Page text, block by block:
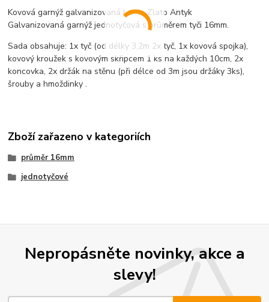
Kovová garnýž galvanizovaná Lento Zlato Antyk
Galvanizovaná garnýž jednotyčová s průměrem tyči 16mm.
Sada obsahuje: 1x tyč (od délky 3,2m 2x tyč, 1x kovová spojka),
kovový kroužek s kovovým skřipcem 1 ks na každých 10cm, 2x
koncovka, 2x držák na stěnu (při délce od 3m jsou držáky 3ks),
šrouby a hmoždinky .
Zboží zařazeno v kategoriích
průměr 16mm
jednotyčové
Nepropásněte novinky, akce a
slevy!